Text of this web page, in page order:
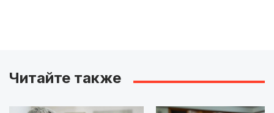
Читайте также